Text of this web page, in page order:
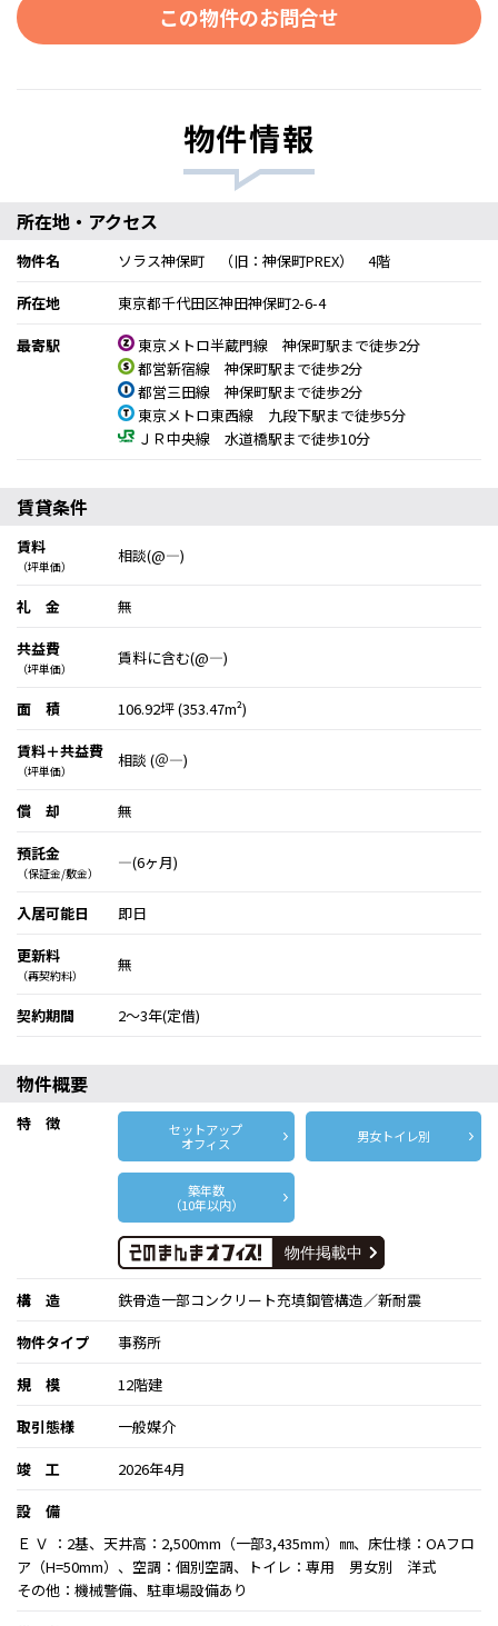
この物件のお問合せ
物件情報
所在地・アクセス
物件名
ソラス神保町 （旧：神保町PREX） 4階
所在地
東京都千代田区神田神保町2-6-4
最寄駅
東京メトロ半蔵門線 神保町駅まで徒歩2分
都営新宿線 神保町駅まで徒歩2分
都営三田線 神保町駅まで徒歩2分
東京メトロ東西線 九段下駅まで徒歩5分
ＪＲ中央線 水道橋駅まで徒歩10分
賃貸条件
賃料
（坪単価）
相談(@―)
礼 金
無
共益費
（坪単価）
賃料に含む(@―)
面 積
106.92坪 (353.47m²)
賃料＋共益費
（坪単価）
相談 (＠―)
償 却
無
預託金
（保証金/敷金）
―(6ヶ月)
入居可能日
即日
更新料
（再契約料）
無
契約期間 2～3年(定借)
物件概要
特 徴
セットアップ
オフィス
男女トイレ別
築年数
（10年以内）
構 造
鉄骨造一部コンクリート充填鋼管構造／新耐震
物件タイプ
事務所
規 模
12階建
取引態様
一般媒介
竣 工
2026年4月
設 備
Ｅ Ｖ ：2基、天井高：2,500mm（一部3,435mm）㎜、床仕様：OAフロ
ア（H=50mm）、空調：個別空調、トイレ：専用 男女別 洋式
その他：機械警備、駐車場設備あり